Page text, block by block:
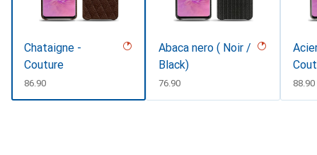
Chataigne -
Couture
CHF
86.90
Abaca nero ( Noir /
Black)
CHF
76.90 CHF
88.90